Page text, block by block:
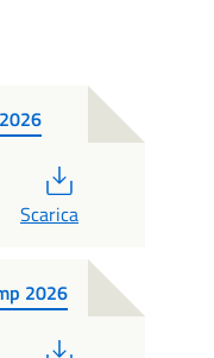
Scarica
2026